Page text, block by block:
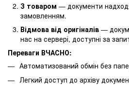
З товаром — документи
замовленням.
Відмова від оригіналів —
нас на сервері, доступні за
Переваги ВЧАСНО:
Автоматизований обмін без
Легкий доступ до архіву